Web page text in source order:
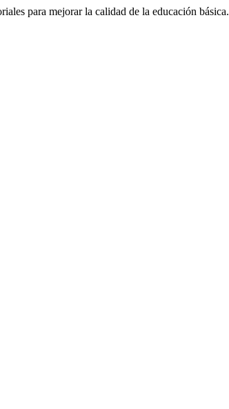
para mejorar la calidad de la educación básica.